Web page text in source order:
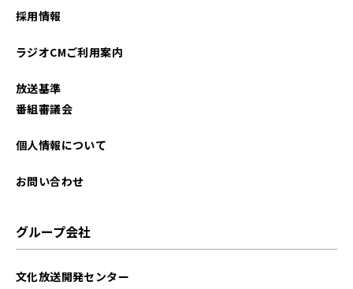
採用情報
ラジオCMご利用案内
放送基準
番組審議会
個人情報について
お問い合わせ
グループ会社
文化放送開発センター